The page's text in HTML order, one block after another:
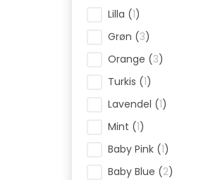
Lilla (1)
Grøn (3)
Orange (3)
Turkis (1)
Lavendel (1)
Mint (1)
Baby Pink (1)
Baby Blue (2)